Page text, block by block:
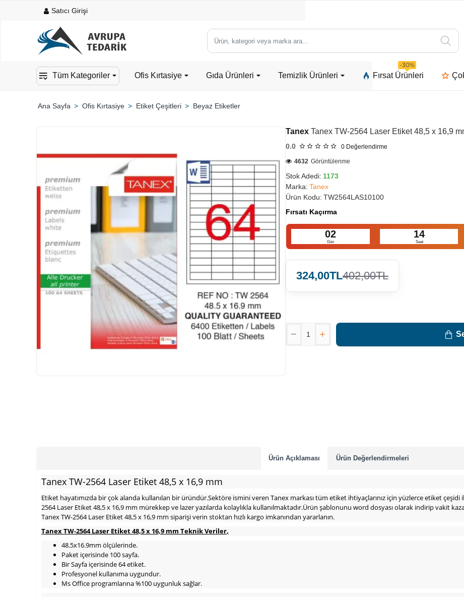
Satıcı Girişi
Ürün,
kategori
marka
Tüm Kategoriler Ofis Kırtasiye Gıda Ürünleri Temizlik Ürünleri Fırsat Ürünleri
-30%
Ofis Kırtasiye Etiket Çeşitleri Beyaz Etiketler
Tanex Tanex TW-2564 Laser Etiket 48,5 x 16,9
0.0 0 Değerlendirme
Stok Adedi: 1173
Marka: Tanex
Ürün Kodu: TW2564LAS10100
4632 Görüntülenme
Fırsatı Kaçırma
02
Gün
14
Saat
324,00TL402,00TL
Ürün Açıklaması Ürün Değerlendirmeleri
Tanex TW-2564 Laser Etiket 48,5 x 16,9 mm
Etiket hayatımızda bir çok alanda kullanılan bir üründür.Sektöre ismini veren Tanex markası tüm etiket ihtiyaçlarınız için yüzlerce etiket çeşidi
2564 Laser Etiket 48,5 x 16,9 mm mürekkep ve lazer yazılarda kolaylıkla kullanılmaktadır.Ürün şablonunu word dosyası olarak indirip vakit
Tanex TW-2564 Laser Etiket 48,5 x 16,9 mm siparişi verin stoktan hızlı kargo imkanından yararlanın.
Tanex TW-2564 Laser Etiket 48,5 x 16,9 mm Teknik Veriler,
48.5x16.9mm ölçülerinde.
Paket içerisinde 100 sayfa.
Bir Sayfa içerisinde 64 etiket.
Profesyonel kullanıma uygundur.
Ms Office programlarına %100 uygunluk sağlar.